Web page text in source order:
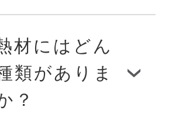
た断熱材を使
ると夏涼しく
かい家にな
材にはどん
類がありま
？